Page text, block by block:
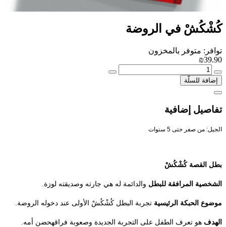
كُشْكُشْ في الروضة
توافر: متوفر بالمخزون
₪39.90
إضافة للسلّة
تفاصيل إضافية
الجيل: من صفر حتى 5 سنوات
بطل القصة كُشْكُشْ
الشخصية المرافقة للبطل والدائمة له هي جارته وصديقته لوزة.
موضوع الحبكة الرئيسية تجربة البطل كُشْكُشْ الأولى عند دخوله الروضة.
الهدف هو تعرف الطفل على التجربة الجديدة وصعوبة فراقهحضن أمه.